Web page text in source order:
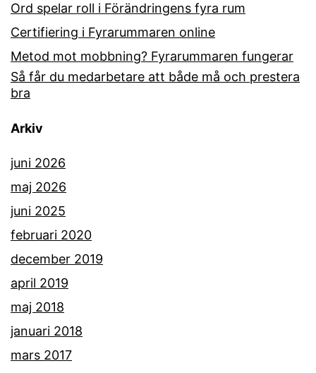
Ord spelar roll i Förändringens fyra rum
Certifiering i Fyrarummaren online
Metod mot mobbning? Fyrarummaren fungerar
Så får du medarbetare att både må och prestera
bra
Arkiv
juni 2026
maj 2026
juni 2025
februari 2020
december 2019
april 2019
maj 2018
januari 2018
mars 2017